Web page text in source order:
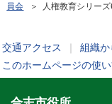
員会 ＞ 人権教育シリーズ
交通アクセス 組織か
このホームページの使